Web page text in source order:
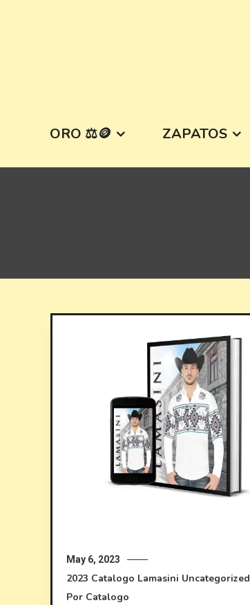
ORO ⚖️🪙 ZAPATOS
May 6, 2023
2023 Catalogo Lamasini Uncategorized
Por Catalogo